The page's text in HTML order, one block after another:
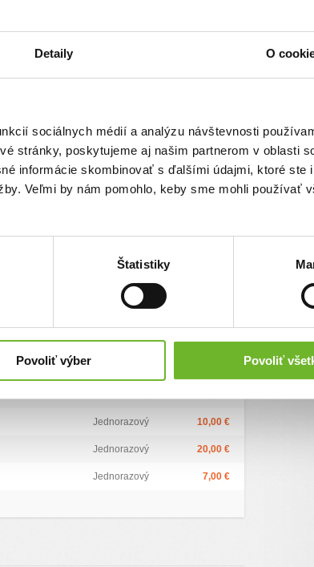
Detaily O
sociálnych médií a analýzu návštevnosti
stránky, poskytujeme aj našim partnerom v oblasti
informácie skombinovať s ďalšími údajmi, ktoré ste
Veľmi by nám pomohlo, keby sme mohli používať
Štatistiky
Povoliť výber Povoliť
Chcem podporiť
dar:220.27 € Priemerná výška daru:13.76 €
Jednorazový
Jednorazový
Jednorazový 10,00 €
Jednorazový 10,00 €
Jednorazový 20,00 €
Jednorazový 7,00 €